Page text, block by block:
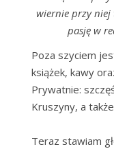
wiernie przy niej
pasję w
Poza szyciem
książek, kawy
Prywatnie:
Kruszyny, a
Teraz stawiam